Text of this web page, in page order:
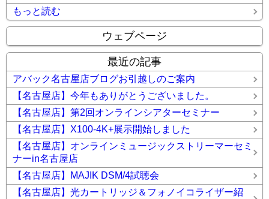
もっと読む
ウェブページ
最近の記事
アバック名古屋店ブログお引越しのご案内
【名古屋店】今年もありがとうございました。
【名古屋店】第2回オンラインシアターセミナー
【名古屋店】X100-4K+展示開始しました
【名古屋店】オンラインミュージックストリーマーセミ
ナーin名古屋店
【名古屋店】MAJIK DSM/4試聴会
【名古屋店】光カートリッジ＆フォノイコライザー紹